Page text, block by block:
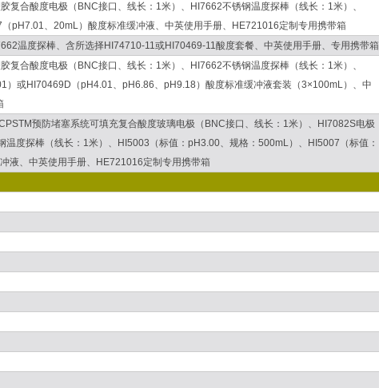
复合酸度电极（BNC接口、线长：1米）、HI7662不锈钢温度探棒（线长：1米）、
pH7.01、20mL）酸度标准缓冲液、中英使用手册、HE721016定制专用携带箱
温度探棒、含所选择HI74710-11或HI70469-11酸度套餐、中英使用手册、专用携带箱
复合酸度电极（BNC接口、线长：1米）、HI7662不锈钢温度探棒（线长：1米）、
）或HI70469D（pH4.01、pH6.86、pH9.18）酸度标准缓冲液套装（3×100mL）、中
预防堵塞系统可填充复合酸度玻璃电极（BNC接口、线长：1米）、HI7082S电极
度探棒（线长：1米）、HI5003（标值：pH3.00、规格：500mL）、HI5007（标值：
液、中英使用手册、HE721016定制专用携带箱